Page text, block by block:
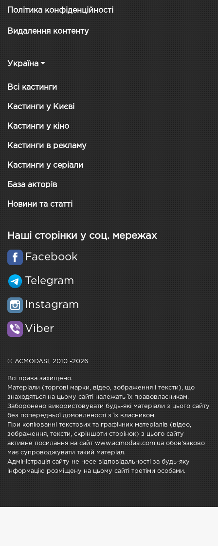
Політика конфіденційності
Видалення контенту
Україна
Всі кастинги
Кастинги у Києві
Кастинги у кіно
Кастинги в рекламу
Кастинги у серіали
База акторів
Новини та статті
Наші сторінки у соц. мережах
Facebook
Telegram
Instagram
Viber
© ACMODASI, 2010 -2026
Всі права захищено.
Матеріали (торгові марки, відео, зображення і тексти), що
знаходяться на цьому сайті належать їх правовласникам.
Заборонено використовувати будь-які матеріали з цього сайту
без попередньої домовленості з їх власником.
При копіюванні текстових та графічних матеріалів (відео,
зображення, тексти, скріншоти сторінок) з цього сайту
активне посилання на сайт www.acmodasi.com.ua обов'язково
має супроводжувати такий матеріал.
Адміністрація сайту не несе відповідальності за будь-яку
інформацію розміщену на цьому сайті третіми особами.